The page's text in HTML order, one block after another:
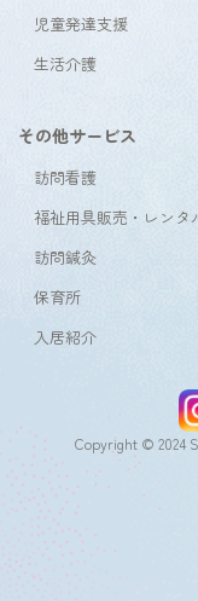
児童発達支援
生活介護
その他サービス
訪問看護
福祉用具販売・レンタ
訪問鍼灸
保育所
入居紹介
Copyright © 2024